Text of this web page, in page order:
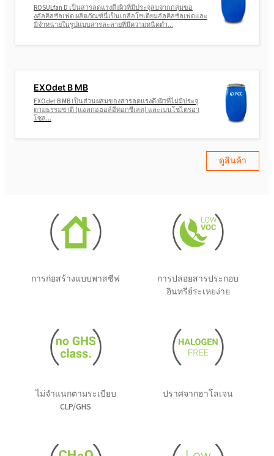
ROSULfan D เป็นสารลดแรงตึงผิวที่มีประจุลบจากกลุ่มขอ
งอัลคิลซัลเฟต ผลิตภัณฑ์นี้เป็นเกลือโซเดียมอัลคิลซัลเฟตและ
มีจำหน่ายในรูปแบบสารละลายที่มีความหนืดต่ำ...
EXOdet B MB
EXOdet B MB เป็นส่วนผสมของสารลดแรงตึงผิวที่ไม่มีประจุ
ตามธรรมชาติ (แอลกอฮอล์อีทอกซีเลต) และเบนโซไตรอา
โซล...
ดูสินค้า
การก่อสร้างแบบพาสซีฟ
การปล่อยสารประกอบ
อินทรีย์ระเหยง่าย
ไม่จำแนกตามระเบียบ
CLP/GHS
ปราศจากฮาโลเจน